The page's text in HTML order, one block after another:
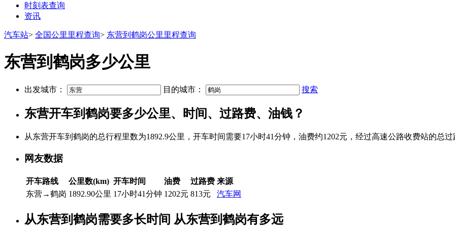
时刻表查询
资讯
汽车站> 全国公里里程查询> 东营到鹤岗公里里程查询
东营到鹤岗多少公里
出发城市： 目的城市： 搜索
东营开车到鹤岗要多少公里、时间、过路费、油钱？
从东营开车到鹤岗的总行程里数为1892.9公里，开车时间需要17小时41分钟，油费约1202元，经过高速公路收费站的总过
网友数据
开车路线 公里数(km) 开车时间 油费 过路费 来源
东营→鹤岗 1892.90公里 17小时41分钟 1202元 813元 汽车网
从东营到鹤岗需要多长时间 从东营到鹤岗有多远